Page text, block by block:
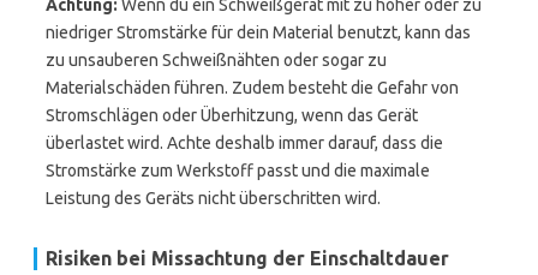
Achtung: Wenn du ein Schweißgerät mit zu hoher oder zu
niedriger Stromstärke für dein Material benutzt, kann das
zu unsauberen Schweißnähten oder sogar zu
Materialschäden führen. Zudem besteht die Gefahr von
Stromschlägen oder Überhitzung, wenn das Gerät
überlastet wird. Achte deshalb immer darauf, dass die
Stromstärke zum Werkstoff passt und die maximale
Leistung des Geräts nicht überschritten wird.
Risiken bei Missachtung der Einschaltdauer